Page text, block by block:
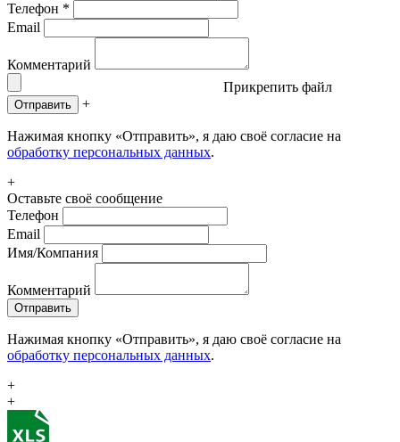
Телефон *
Email
Комментарий
Прикрепить файл
Отправить +
Нажимая кнопку «Отправить», я даю своё согласие на
обработку персональных данных.
+
Оставьте своё сообщение
Телефон
Email
Имя/Компания
Комментарий
Отправить
Нажимая кнопку «Отправить», я даю своё согласие на
обработку персональных данных.
+
+